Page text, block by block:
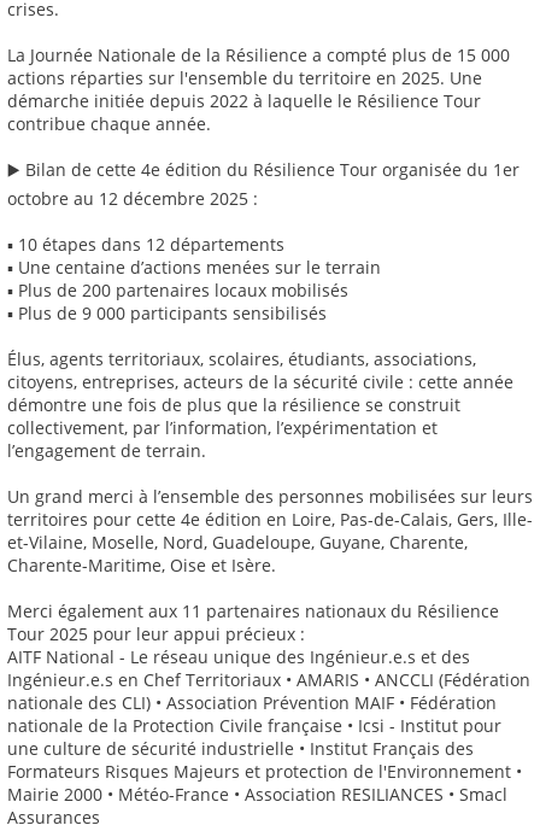
crises.
La Journée Nationale de la Résilience a compté plus de 15 000
actions réparties sur l'ensemble du territoire en 2025. Une
démarche initiée depuis 2022 à laquelle le Résilience Tour
contribue chaque année.
▶️ Bilan de cette 4e édition du Résilience Tour organisée du 1er
octobre au 12 décembre 2025 :
▪ 10 étapes dans 12 départements
▪ Une centaine d’actions menées sur le terrain
▪ Plus de 200 partenaires locaux mobilisés
▪ Plus de 9 000 participants sensibilisés
Élus, agents territoriaux, scolaires, étudiants, associations,
citoyens, entreprises, acteurs de la sécurité civile : cette année
démontre une fois de plus que la résilience se construit
collectivement, par l’information, l’expérimentation et
l’engagement de terrain.
Un grand merci à l’ensemble des personnes mobilisées sur leurs
territoires pour cette 4e édition en Loire, Pas-de-Calais, Gers, Ille-
et-Vilaine, Moselle, Nord, Guadeloupe, Guyane, Charente,
Charente-Maritime, Oise et Isère.
Merci également aux 11 partenaires nationaux du Résilience
Tour 2025 pour leur appui précieux :
AITF National - Le réseau unique des Ingénieur.e.s et des
Ingénieur.e.s en Chef Territoriaux • AMARIS • ANCCLI (Fédération
nationale des CLI) • Association Prévention MAIF • Fédération
nationale de la Protection Civile française • Icsi - Institut pour
une culture de sécurité industrielle • Institut Français des
Formateurs Risques Majeurs et protection de l'Environnement •
Mairie 2000 • Météo-France • Association RESILIANCES • Smacl
Assurances